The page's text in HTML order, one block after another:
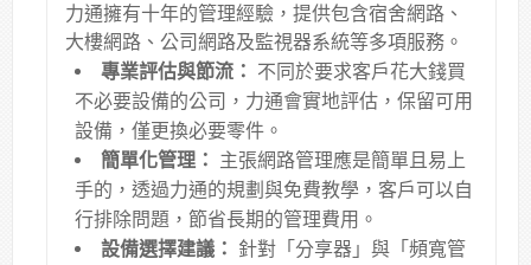
力通擁有十年的管理經驗，提供包含宿舍網路、
大樓網路、公司網路及監視器系統等多項服務 。
專業評估與節流： 不同於要求客戶花大錢買
不必要設備的公司，力通會實地評估，保留可用
設備，僅更換必要零件 。
簡單化管理： 主張網路管理應是簡單且易上
手的，透過力通的規劃與免費教學，客戶可以自
行排除問題，節省長期的管理費用 。
設備選擇建議： 針對「分享器」與「頻寬管